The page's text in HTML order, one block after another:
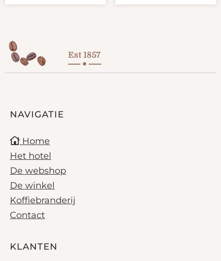
Est 1857
NAVIGATIE
Home
Het hotel
De webshop
De winkel
Koffiebranderij
Contact
KLANTEN